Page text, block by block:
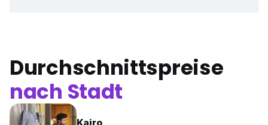
Durchschnittspreise
nach Stadt
Kairo